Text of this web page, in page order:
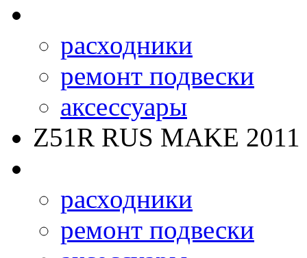
расходники
ремонт подвески
аксессуары
Z51R RUS MAKE 2011
расходники
ремонт подвески